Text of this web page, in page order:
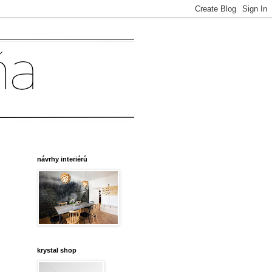
návrhy interiérů
krystal shop